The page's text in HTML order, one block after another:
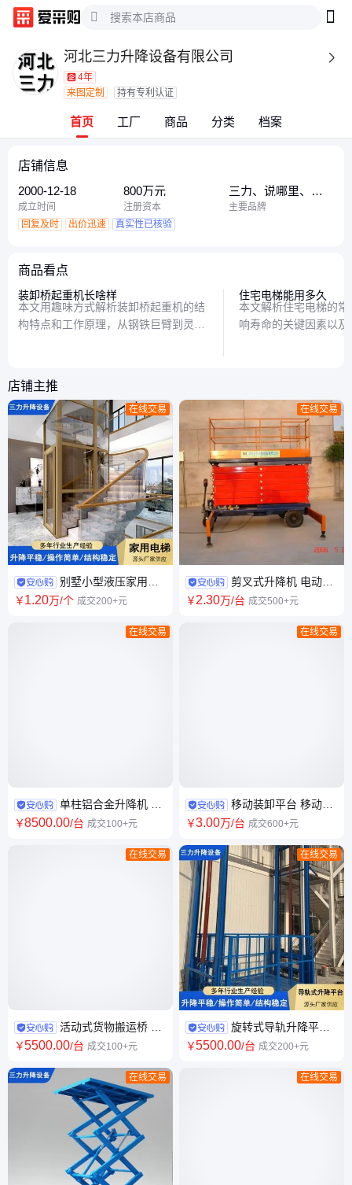
河北三力升降设备有限公司 
4年
来图定制
持有专利认证
首页 工厂 商品 分类 档案
店铺信息
2000-12-18
成立时间
800万元
注册资本
三力、说哪里、三
力升
主要品牌
回复及时
出价迅速 真实性已核验
商品看点
装卸桥起重机长啥样
本文用趣味方式解析装卸桥起重机的结
构特点和工作原理，从钢铁巨臂到灵活
住宅电梯能用多久
本文解析住宅电梯的
响寿命的关键因素以
店铺主推
在线交易
别墅小型液压家用电
梯 室内外复式观光梯 安全性高
￥1.20万/个 成交200+元
在线交易
单柱铝合金升降机 移
动液压升降梯 双柱遥控升降平
￥8500.00/台 成交100+元
在线交易
活动式货物搬运桥 适
应性强 固定式装卸平台 码头 支
￥5500.00/台 成交100+元
在线交易
在线交易
剪叉式升降机 电动液
压升降机平台 牵引式升降平台
￥2.30万/台 成交500+元
在线交易
移动装卸平台 移动式
登车桥 可平移卸货平台 三力机
￥3.00万/台 成交600+元
在线交易
旋转式导轨升降平台
2吨3吨升降货梯 低噪音 安装设
￥5500.00/台 成交200+元
在线交易